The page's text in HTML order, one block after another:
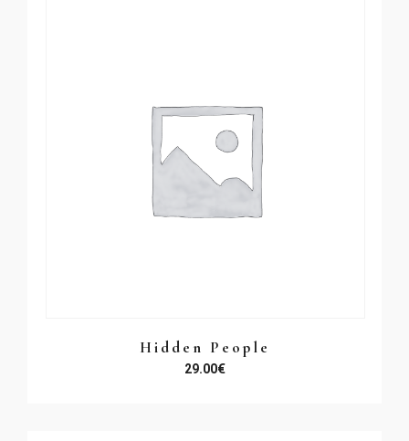
Hidden People
29.00€